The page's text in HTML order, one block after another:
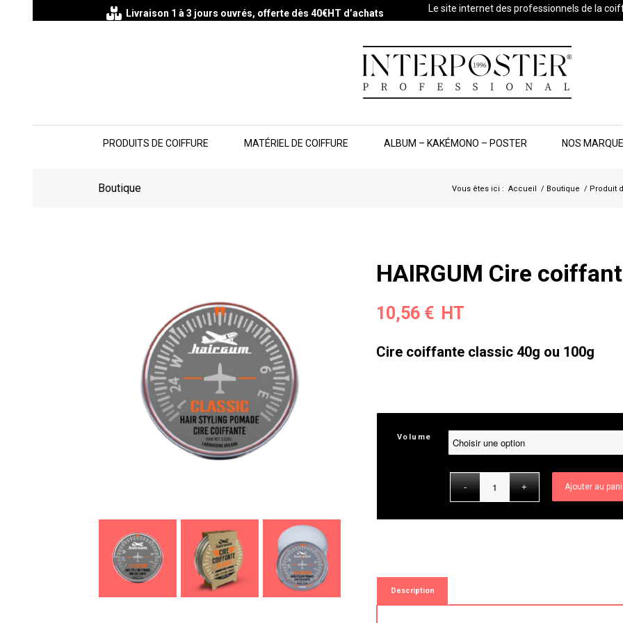
Livraison 1 à 3 jours ouvrés, offerte dès 40€HT d’achats Le site internet des professionnels de la
PRODUITS DE COIFFURE MATÉRIEL DE COIFFURE ALBUM – KAKÉMONO – POSTER NOS
Boutique Vous êtes ici : Accueil / Boutique / Produit
HAIRGUM Cire
10,56 €
Cire coiffante classic 40g ou 100g
Volume
Ajouter au
Description